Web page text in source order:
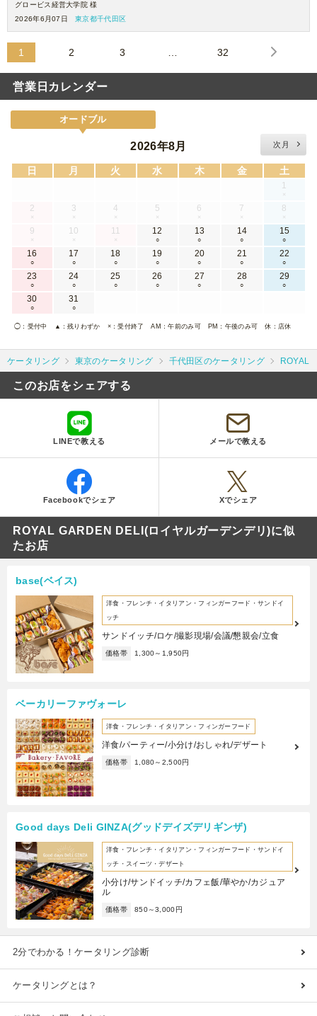
グロービス経営大学院 様
2026年6月07日
東京都千代田区
1 2 3 32
営業日カレンダー
オードブル
2026年8月 次月
日 月 火 水 木 金 土
1
×
2
×
3
×
4
×
5
×
6
×
7
×
8
×
9
×
10
×
11
×
12
○
13
○
14
○
15
○
16
○
17
○
18
○
19
○
20
○
21
○
22
○
23
○
24
○
25
○
26
○
27
○
28
○
29
○
30
○
31
○
◯ ：受付中 ▲ ：残りわずか ×：受付終了 AM ：午前のみ可 PM ：午後のみ可 休 ：店休
ケータリング 東京のケータリング 千代田区のケータリング ROYAL
このお店をシェアする
LINEで教える メールで教える
Facebookでシェア Xでシェア
ROYAL GARDEN DELI(ロイヤルガーデンデリ)に似
たお店
base(ベイス)
洋食・フレンチ・イタリアン・フィンガーフード・サンドイ
ッチ
サンドイッチ/ロケ/撮影現場/会議/懇親会/立食
価格帯 1,300～1,950円
ベーカリーファヴォーレ
洋食・フレンチ・イタリアン・フィンガーフード
洋食/パーティー/小分け/おしゃれ/デザート
価格帯 1,080～2,500円
Good days Deli GINZA(グッドデイズデリギンザ)
洋食・フレンチ・イタリアン・フィンガーフード・サンドイ
ッチ・スイーツ・デザート
小分け/サンドイッチ/カフェ飯/華やか/カジュア
ル
価格帯 850～3,000円
2分でわかる！ケータリング診断
ケータリングとは？